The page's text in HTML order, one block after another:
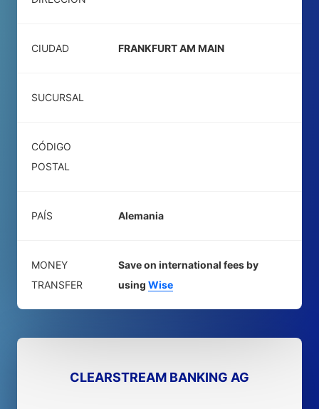
CIUDAD FRANKFURT AM MAIN
SUCURSAL
CÓDIGO
POSTAL
PAÍS Alemania
MONEY
TRANSFER
Save on international fees by
using Wise
CLEARSTREAM BANKING AG